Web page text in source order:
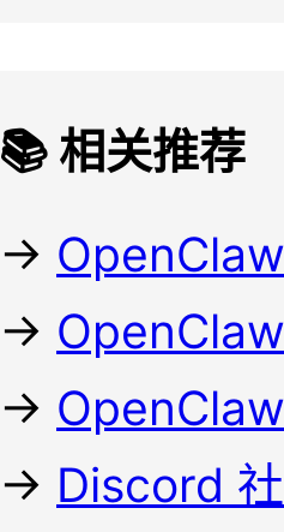
📚 相关推荐
→
→
→
→ Discord